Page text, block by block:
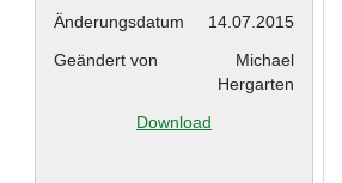
Änderungsdatum
14.07.2015
Geändert von
Michael
Hergarten
Download